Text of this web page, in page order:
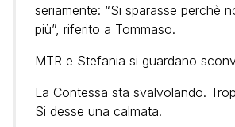
seriamente: “Si sparasse perchè
più”, riferito a Tommaso.
MTR e Stefania si guardano
La Contessa sta svalvolando.
Si desse una calmata.